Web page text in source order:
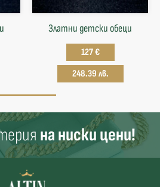
Златни детски обеци
127 €
248.39 лв.
на ниски цени!